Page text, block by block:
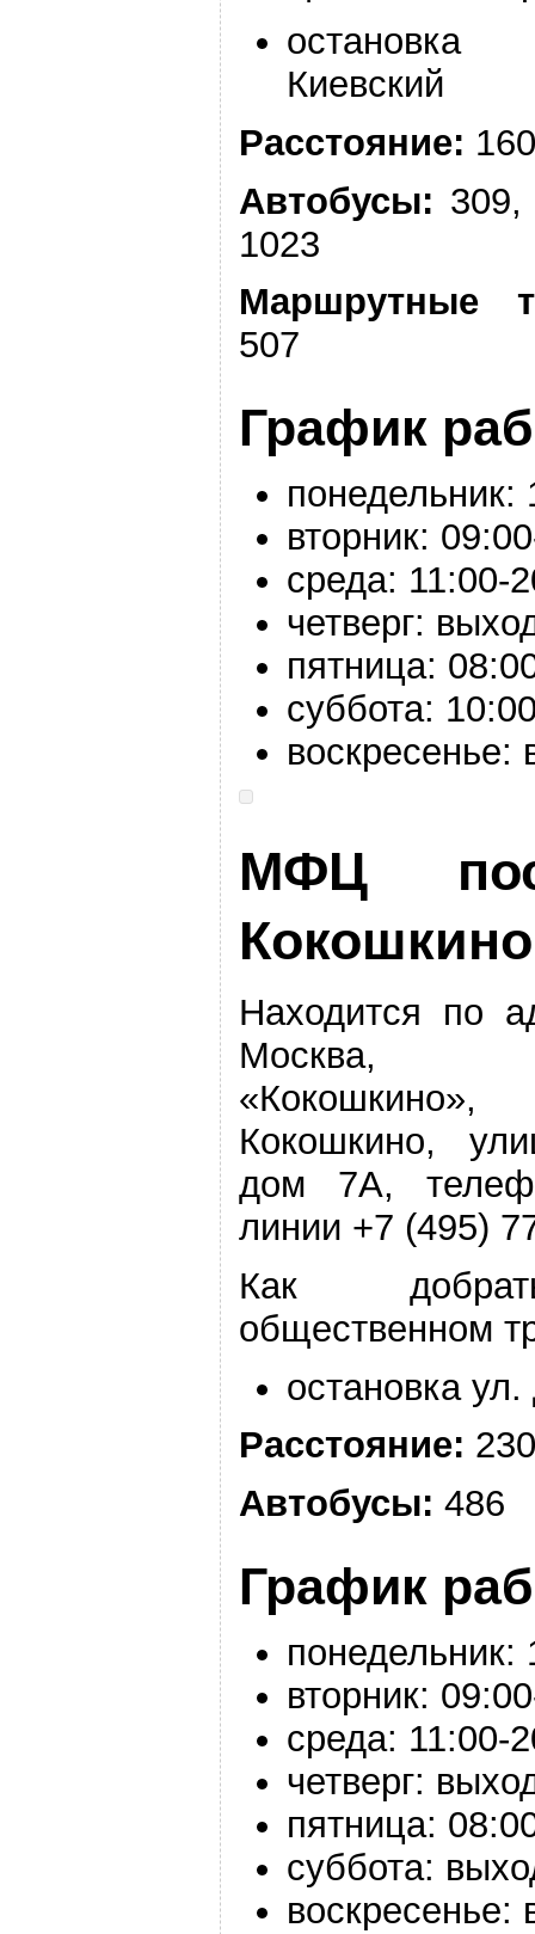
Киевский
Расстояние:
Автобусы:
1023
Маршрутные
507
График
понедельник:
вторник:
среда: 11:00-
четверг:
пятница:
суббота:
воскресенье:
МФЦ
Кокошкино
Находится по
Москва,
Кокошкино,
дом 7А,
линии +7 (495)
Как
общественном
остановка
Расстояние:
Автобусы: 486
График
понедельник:
вторник:
среда: 11:00-
четверг:
пятница:
суббота:
воскресенье: